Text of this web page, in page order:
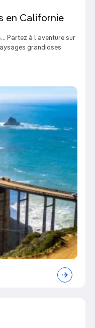
en Californie
Partez à l’aventure sur
grandioses